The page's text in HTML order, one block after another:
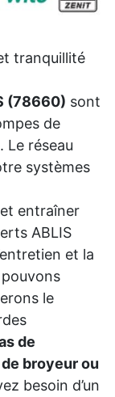
tranquillité
(78660) sont
de
Le réseau
systèmes
entraîner
ABLIS
et la
le
de
broyeur ou
besoin d’un